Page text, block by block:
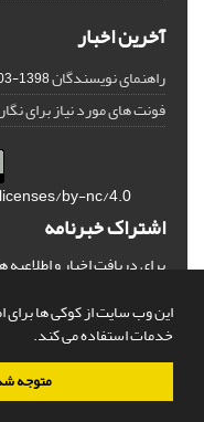
این وب سایت از کوکی ها برای
خدمات استفاده می کند.
متوجه
آخرین اخبار
راهنمای نویسندگان1398-03-23
فونت های مورد نیاز برای
by-nc/4.0/
اشتراک خبرنامه
برای دریافت اخبار و